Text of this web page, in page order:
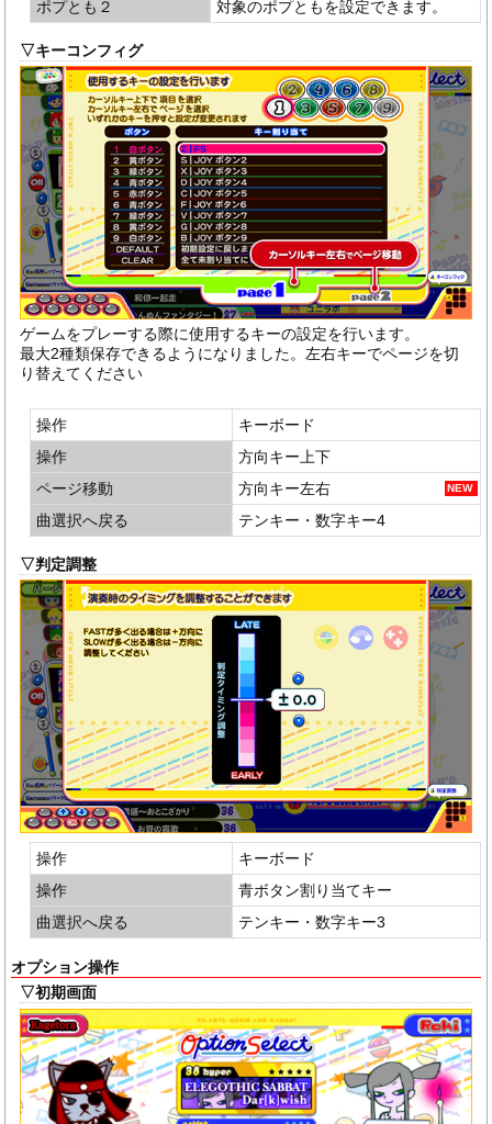
ポプとも２ 対象のポプともを設定できます。
▽キーコンフィグ
ゲームをプレーする際に使用するキーの設定を行います。
最大2種類保存できるようになりました。左右キーでページを切
り替えてください
操作
キーボード
操作
方向キー上下
ページ移動
方向キー左右
曲選択へ戻る
テンキー・数字キー4
▽判定調整
操作
キーボード
操作
青ボタン割り当てキー
曲選択へ戻る
テンキー・数字キー3
オプション操作
▽初期画面